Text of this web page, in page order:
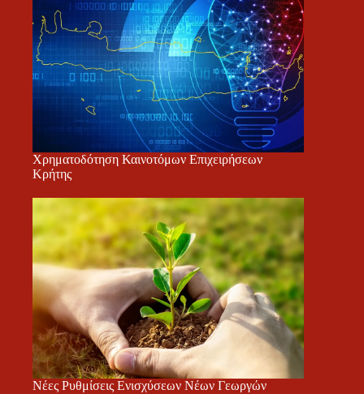
Χρηματοδότηση Καινοτόμων Επιχειρήσεων
Κρήτης
Νέες Ρυθμίσεις Ενισχύσεων Νέων Γεωργών